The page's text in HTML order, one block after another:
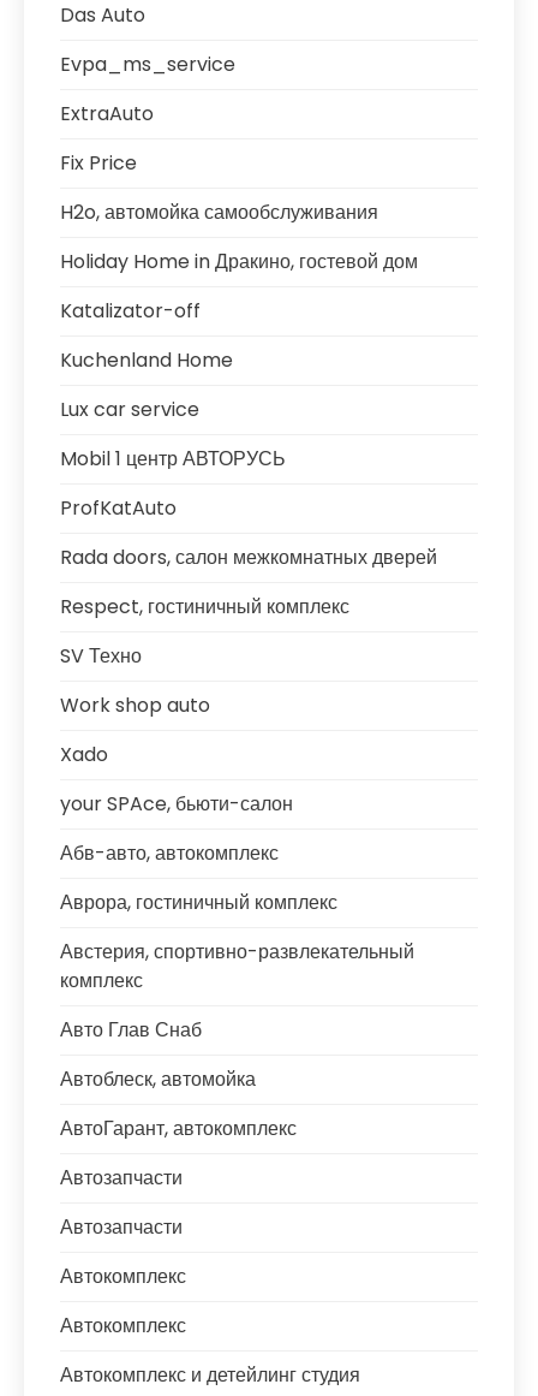
Das Auto
Evpa_ms_service
ExtraAuto
Fix Price
H2o, автомойка самообслуживания
Holiday Home in Дракино, гостевой дом
Katalizator-off
Kuchenland Home
Lux car service
Mobil 1 центр АВТОРУСЬ
ProfKatAuto
Rada doors, салон межкомнатных дверей
Respect, гостиничный комплекс
SV Техно
Work shop auto
Xado
your SPAce, бьюти-салон
Абв-авто, автокомплекс
Аврора, гостиничный комплекс
Австерия, спортивно-развлекательный
комплекс
Авто Глав Снаб
Автоблеск, автомойка
АвтоГарант, автокомплекс
Автозапчасти
Автозапчасти
Автокомплекс
Автокомплекс
Автокомплекс и детейлинг студия